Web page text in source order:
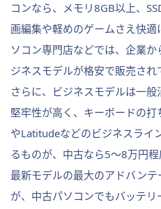
コンなら、メモリ8GB以上、
画編集や軽めのゲームさえ快
ソコン専門店などでは、企業
ジネスモデルが格安で販売され
さらに、ビジネスモデルは一
堅牢性が高く、キーボードの
やLatitudeなどのビジネスライ
るものが、中古なら5〜8万円程
最新モデルの最大のアドバン
が、中古パソコンでもバッテリ